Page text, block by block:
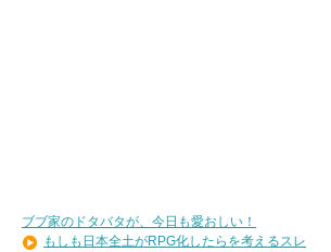
ブブ家のドタバタが、今日も愛おしい！
もしも日本全土がRPG化したらを考えるスレ